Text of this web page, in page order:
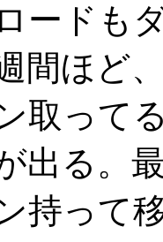
ードも
間ほど
取って
出る。
持って